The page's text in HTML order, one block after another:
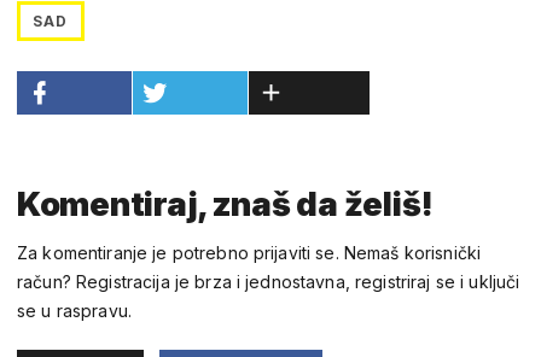
SAD
Komentiraj, znaš da želiš!
Za komentiranje je potrebno prijaviti se. Nemaš korisnički
račun? Registracija je brza i jednostavna, registriraj se i uključi
se u raspravu.